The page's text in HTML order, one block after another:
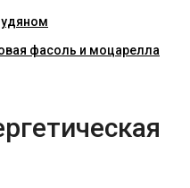
фасоль и моцарелла